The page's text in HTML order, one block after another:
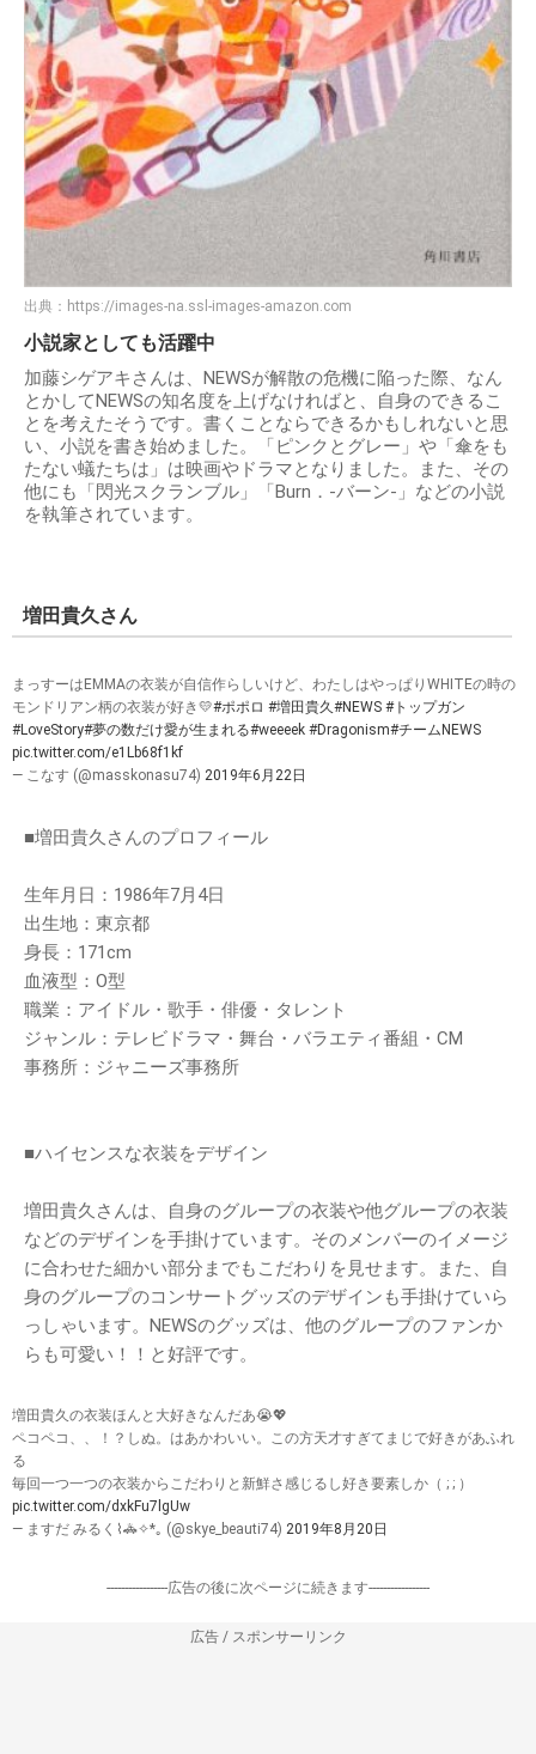
出典： https://images-na.ssl-images-amazon.com
小説家としても活躍中
加藤シゲアキさんは、NEWSが解散の危機に陥った際、なん
とかしてNEWSの知名度を上げなければと、自身のできるこ
とを考えたそうです。書くことならできるかもしれないと思
い、小説を書き始めました。「ピンクとグレー」や「傘をも
たない蟻たちは」は映画やドラマとなりました。また、その
他にも「閃光スクランブル」「Burn．-バーン-」などの小説
を執筆されています。
増田貴久さん
まっすーはEMMAの衣装が自信作らしいけど、わたしはやっぱりWHITEの時の
モンドリアン柄の衣装が好き💛#ポポロ #増田貴久 #NEWS #トップガン
#LoveStory#夢の数だけ愛が生まれる#weeeek #Dragonism#チームNEWS
pic.twitter.com/e1Lb68f1kf
— こなす (@masskonasu74) 2019年6月22日
■増田貴久さんのプロフィール
生年月日：1986年7月4日
出生地：東京都
身長：171cm
血液型：O型
職業：アイドル・歌手・俳優・タレント
ジャンル：テレビドラマ・舞台・バラエティ番組・CM
事務所：ジャニーズ事務所
■ハイセンスな衣装をデザイン
増田貴久さんは、自身のグループの衣装や他グループの衣装
などのデザインを手掛けています。そのメンバーのイメージ
に合わせた細かい部分までもこだわりを見せます。また、自
身のグループのコンサートグッズのデザインも手掛けていら
っしゃいます。NEWSのグッズは、他のグループのファンか
らも可愛い！！と好評です。
増田貴久の衣装ほんと大好きなんだあ😭💖
ペコペコ、、！？しぬ。はあかわいい。この方天才すぎてまじで好きがあふれ
る
毎回一つ一つの衣装からこだわりと新鮮さ感じるし好き要素しか（ ; ; ）
pic.twitter.com/dxkFu7lgUw
— ますだ みるく⌇🚓✧*｡ (@skye_beauti74) 2019年8月20日
-----------------広告の後に次ページに続きます-----------------
広告 / スポンサーリンク